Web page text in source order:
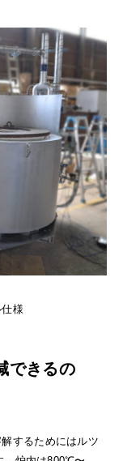
様
できるの
するためにはルツ